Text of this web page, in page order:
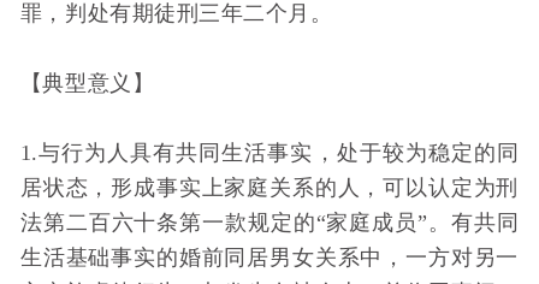
罪，判处有期徒刑三年二个月。
【典型意义】
1.与行为人具有共同生活事实，处于较为稳定的同
居状态，形成事实上家庭关系的人，可以认定为刑
法第二百六十条第一款规定的“家庭成员”。有共同
生活基础事实的婚前同居男女关系中，一方对另一